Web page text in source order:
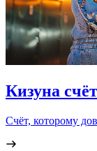
Кизуна счёт
Счёт, которому